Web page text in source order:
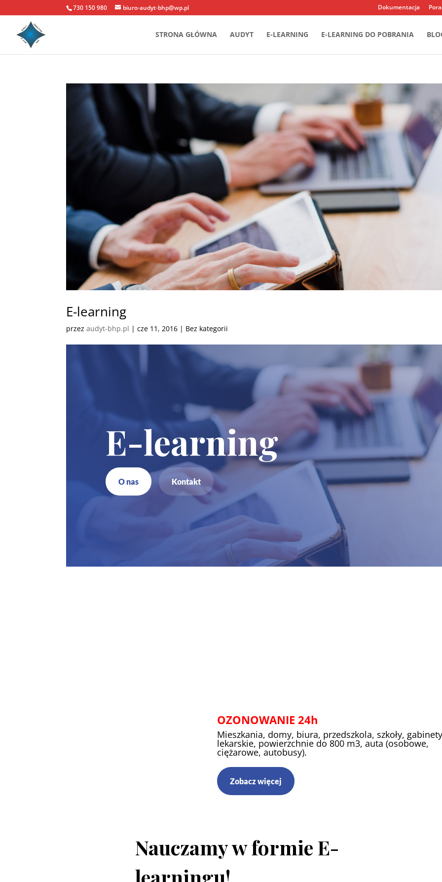
730 150 980 biuro-audyt-bhp@wp.pl Dokumentacja
STRONA GŁÓWNA AUDYT E-LEARNING E-LEARNING DO POBRANIA
E-learning
przezaudyt-bhp.pl |cze 11, 2016 | Bez kategorii
E-learning
O nas Kontakt
OZONOWANIE 24h
Mieszkania, domy, biura, przedszkola, szkoły, gabinety
lekarskie, powierzchnie do 800 m3, auta (osobowe,
ciężarowe, autobusy).
Zobacz więcej
Nauczamy w formie E-
learningu!